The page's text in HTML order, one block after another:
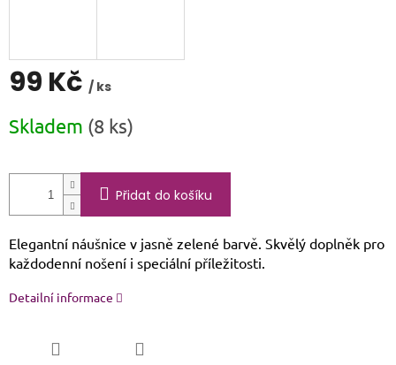
99 Kč / ks
cena:
Skladem (8 ks)
Přidat do košíku
Elegantní náušnice v jasně zelené barvě. Skvělý doplněk pro
každodenní nošení i speciální příležitosti.
Detailní informace